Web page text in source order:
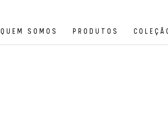
QUEM SOMOS PRODUTOS